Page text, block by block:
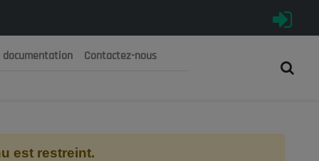
الجزائرية الديمقراطية الشعبية
documentation Contactez-nous
est restreint.